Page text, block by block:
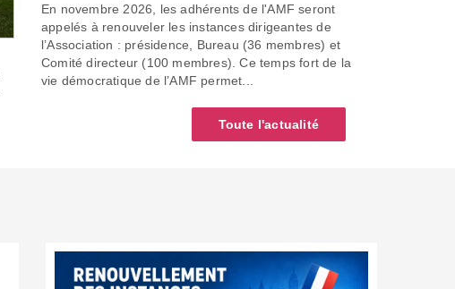
En novembre 2026, les adhérents de l'AMF seront
appelés à renouveler les instances dirigeantes de
l’Association : présidence, Bureau (36 membres) et
Comité directeur (100 membres). Ce temps fort de la
vie démocratique de l’AMF permet...
Toute l'actualité